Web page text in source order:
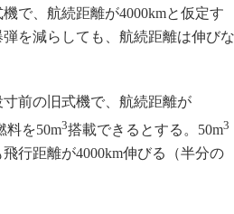
で、航続距離が4000kmと仮定す
を減らしても、航続距離は伸びな
前の旧式機で、航続距離が
料を50m3搭載できるとする。50m3
行距離が4000km伸びる（半分の